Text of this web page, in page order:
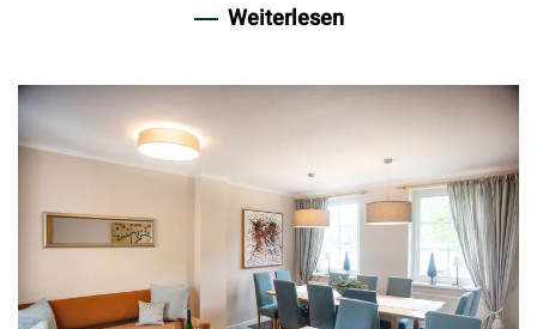
Weiterlesen